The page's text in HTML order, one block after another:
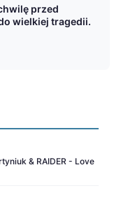
przed
wielkiej tragedii.
& RAIDER - Love